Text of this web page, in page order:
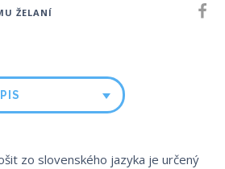
ŽELANÍ
zo slovenského jazyka je určený